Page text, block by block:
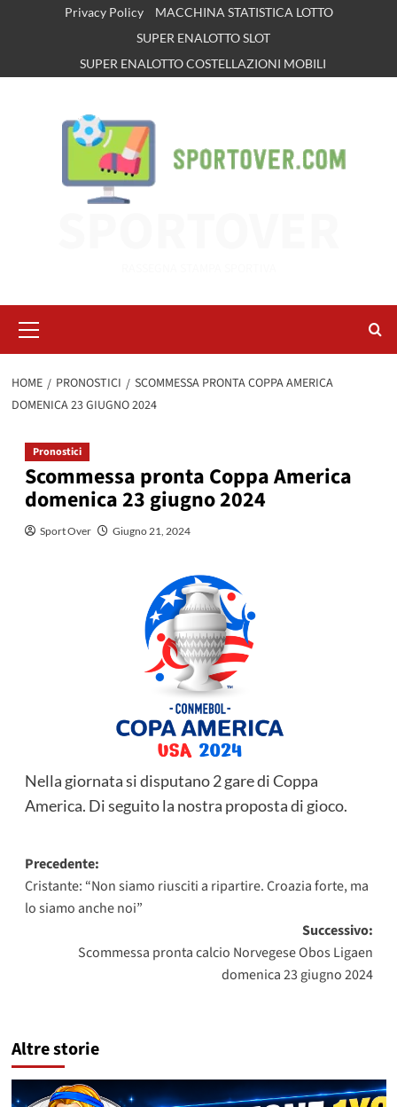
Privacy Policy
MACCHINA STATISTICA LOTTO
SUPER ENALOTTO SLOT
SUPER ENALOTTO COSTELLAZIONI MOBILI
principale
HOME PRONOSTICI
SCOMMESSA PRONTA COPPA AMERICA
DOMENICA 23 GIUGNO 2024
Pronostici
Scommessa pronta Coppa America
domenica 23 giugno 2024
Sport Over Giugno 21, 2024
Nella giornata si disputano 2 gare di Coppa
America. Di seguito la nostra proposta di gioco.
Navigazione
articolo
Precedente:
Cristante: “Non siamo riusciti a ripartire. Croazia forte, ma
lo siamo anche noi”
Successivo:
Scommessa pronta calcio Norvegese Obos Ligaen
domenica 23 giugno 2024
Altre storie